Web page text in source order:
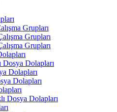
Grupları
Grupları
Grupları
Dosya Dolapları
Dolapları
Dolapları
Dosya Dolapları